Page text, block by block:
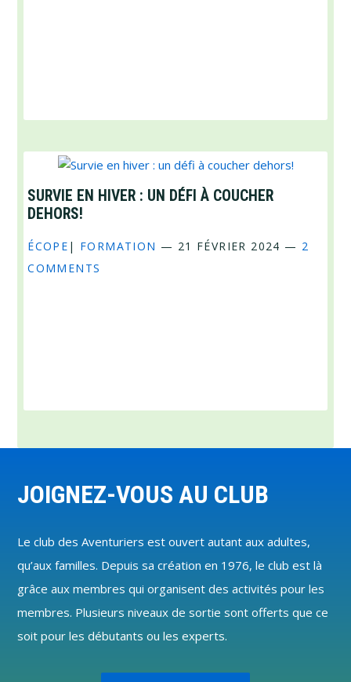
SURVIE EN HIVER : UN DÉFI À COUCHER
DEHORS!
ÉCOPE | FORMATION — 21 FÉVRIER 2024 — 2
COMMENTS
Footer
JOIGNEZ-VOUS AU CLUB
Le club des Aventuriers est ouvert autant aux adultes,
qu’aux familles. Depuis sa création en 1976, le club est là
grâce aux membres qui organisent des activités pour les
membres. Plusieurs niveaux de sortie sont offerts que ce
soit pour les débutants ou les experts.